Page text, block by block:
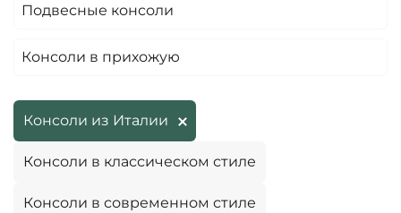
Подвесные консоли
Консоли в прихожую
Консоли из Италии
Консоли в классическом стиле
Консоли в современном стиле